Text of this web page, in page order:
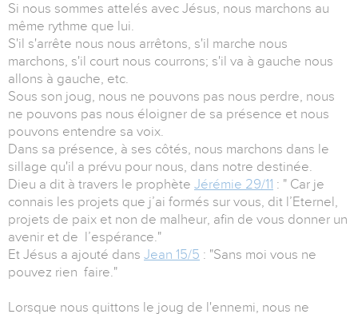
Si nous sommes attelés avec Jésus, nous marchons au
même rythme que lui.
S'il s'arrête nous nous arrêtons, s'il marche nous
marchons, s'il court nous courrons; s'il va à gauche nous
allons à gauche, etc.
Sous son joug, nous ne pouvons pas nous perdre, nous
ne pouvons pas nous éloigner de sa présence et nous
pouvons entendre sa voix.
Dans sa présence, à ses côtés, nous marchons dans le
sillage qu'il a prévu pour nous, dans notre destinée.
Dieu a dit à travers le prophète Jérémie 29/11 : " Car je
connais les projets que j’ai formés sur vous, dit l’Eternel,
projets de paix et non de malheur, afin de vous donner un
avenir et de l’espérance."
Et Jésus a ajouté dans Jean 15/5 : "Sans moi vous ne
pouvez rien faire."
Lorsque nous quittons le joug de l'ennemi, nous ne